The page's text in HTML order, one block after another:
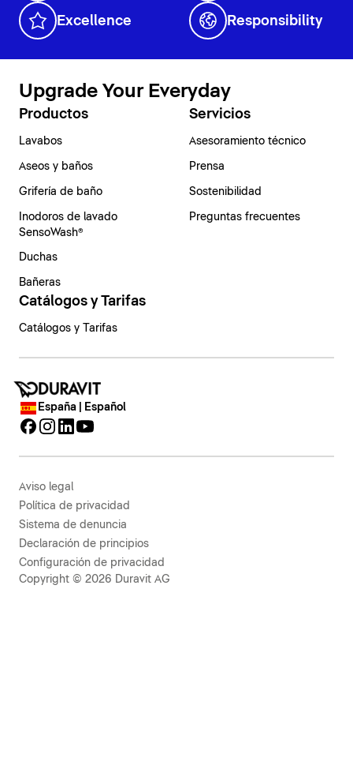
Excellence Responsibility
Upgrade Your Everyday
Productos
Lavabos
Aseos y baños
Grifería de baño
Inodoros de lavado
SensoWash®
Duchas
Bañeras
Servicios
Asesoramiento técnico
Prensa
Sostenibilidad
Preguntas frecuentes
Catálogos y Tarifas
Catálogos y Tarifas
España | Español
Aviso legal
Política de privacidad
Sistema de denuncia
Declaración de principios
Configuración de privacidad
Copyright © 2026 Duravit AG